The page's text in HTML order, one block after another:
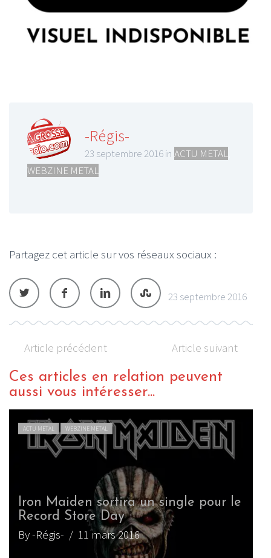
-Régis-
23 septembre 2016 in ACTU METAL
WEBZINE METAL
Partagez cet article sur vos réseaux sociaux :
23 septembre 2016
Article précédent Article suivant
Ces articles en relation peuvent
aussi vous intéresser...
le
ACTU METAL WEBZINE METAL
Iron Maiden : Bruce Dickinson
atteint d’un cancer
By tfaaon/ 19 février 2015